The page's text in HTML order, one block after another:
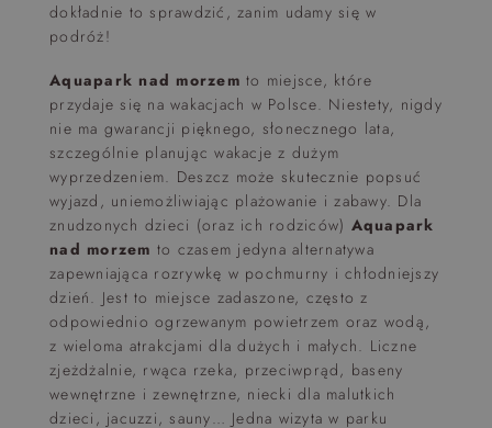
dokładnie to sprawdzić, zanim udamy się w
podróż!
Aquapark nad morzem to miejsce, które
przydaje się na wakacjach w Polsce. Niestety, nigdy
nie ma gwarancji pięknego, słonecznego lata,
szczególnie planując wakacje z dużym
wyprzedzeniem. Deszcz może skutecznie popsuć
wyjazd, uniemożliwiając plażowanie i zabawy. Dla
znudzonych dzieci (oraz ich rodziców) Aquapark
nad morzem to czasem jedyna alternatywa
zapewniająca rozrywkę w pochmurny i chłodniejszy
dzień. Jest to miejsce zadaszone, często z
odpowiednio ogrzewanym powietrzem oraz wodą,
z wieloma atrakcjami dla dużych i małych. Liczne
zjeżdżalnie, rwąca rzeka, przeciwprąd, baseny
wewnętrzne i zewnętrzne, niecki dla malutkich
dzieci, jacuzzi, sauny… Jedna wizyta w parku